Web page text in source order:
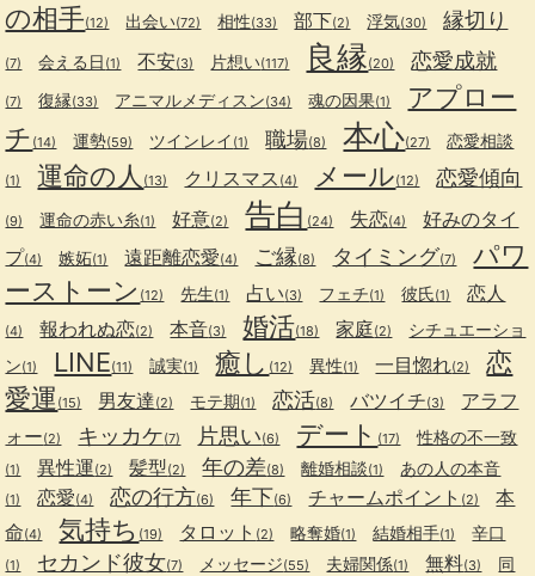
の相手(12) 出会い(72) 相性(33) 部下(2) 浮気(30) 縁切り
(7) 会える日 (1) 不安(3) 片想い(117) 良縁(20) 恋愛成就
(7) 復縁(33) アニマルメディスン(34) 魂の因果(1)
アプロー
チ (14) 運勢(59) ツインレイ (1) 職場(8) 本心(27) 恋愛相談
(1) 運命の人 (13) クリスマス (4) メール(12) 恋愛傾向
(9) 運命の赤い糸(1) 好意(2) 告白 (24) 失恋(4)
好みのタイ
プ(4) 嫉妬(1) 遠距離恋愛(4) ご縁(8) タイミング(7)
パワ
ーストーン (12) 先生(1) 占い(3) フェチ(1) 彼氏(1) 恋人
(4) 報われぬ恋(2) 本音(3) 婚活(18) 家庭(2)
シチュエーショ
ン(1) LINE(11) 誠実(1) 癒し (12) 異性(1) 一目惚れ(2)
恋
愛運 (15) 男友達(2) モテ期(1) 恋活(8) バツイチ(3)
アラフ
ォー(2) キッカケ(7) 片思い(6) デート (17) 性格の不一致
(1) 異性運(2) 髪型(2) 年の差(8) 離婚相談(1) あの人の本音
(1) 恋愛(4) 恋の行方(6) 年下(6) チャームポイント (2)
本
命(4) 気持ち (19) タロット (2) 略奪婚(1) 結婚相手(1) 辛口
(1) セカンド彼女(7) メッセージ(55) 夫婦関係(1) 無料(3)
同